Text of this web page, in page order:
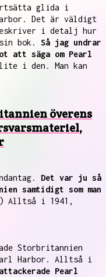
glida i
Det är väldigt
i detalj hur
bok. Så jag undrar
att säga om Pearl
i den. Man kan
överens
Det var ju så
samtidigt som man
) Alltså i 1941,
Storbritannien
Harbor. Alltså i
Pearl